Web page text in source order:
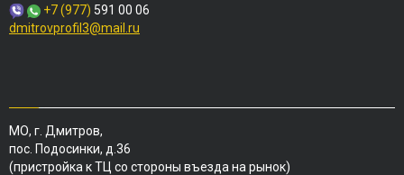
+7 (977) 591 00 06
dmitrovprofil3@mail.ru
МО, г. Дмитров,
пос. Подосинки, д.36
(пристройка к ТЦ со стороны въезда на рынок)